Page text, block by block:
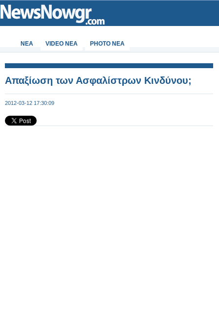
ΝΕΑ VIDEO NEA PHOTO NEA
Aπαξίωση των Ασφαλίστρων Κινδύνου;
2012-03-12 17:30:09